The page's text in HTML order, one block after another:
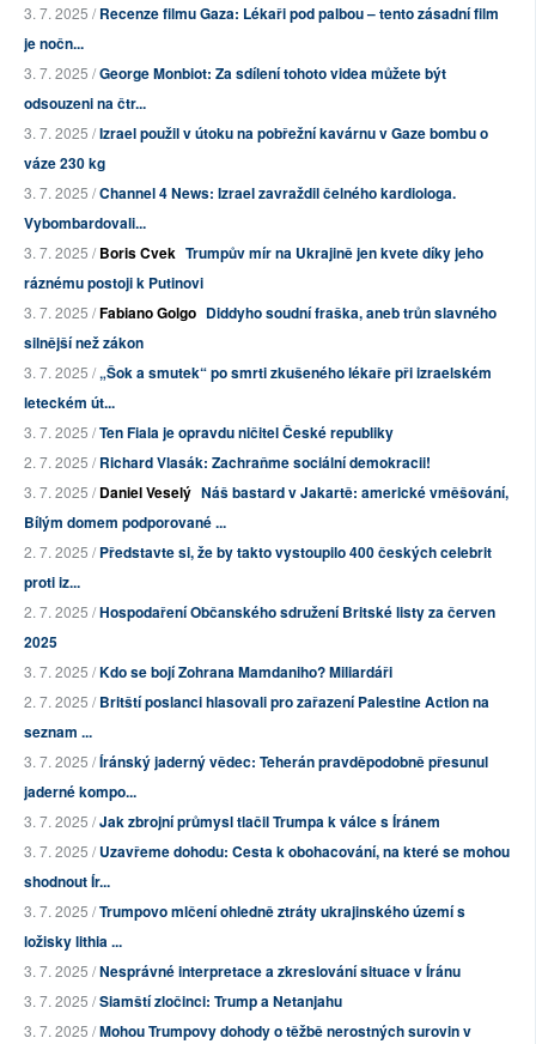
3. 7. 2025 /Recenze filmu Gaza: Lékaři pod palbou – tento zásadní film
je nočn...
3. 7. 2025 /George Monbiot: Za sdílení tohoto videa můžete být
odsouzeni na čtr...
3. 7. 2025 /Izrael použil v útoku na pobřežní kavárnu v Gaze bombu o
váze 230 kg
3. 7. 2025 /Channel 4 News: Izrael zavraždil čelného kardiologa.
Vybombardovali...
3. 7. 2025 /Boris Cvek Trumpův mír na Ukrajině jen kvete díky jeho
ráznému postoji k Putinovi
3. 7. 2025 /Fabiano Golgo Diddyho soudní fraška, aneb trůn slavného
silnější než zákon
3. 7. 2025 /„Šok a smutek“ po smrti zkušeného lékaře při izraelském
leteckém út...
3. 7. 2025 /Ten Fiala je opravdu ničitel České republiky
2. 7. 2025 /Richard Vlasák: Zachraňme sociální demokracii!
3. 7. 2025 /Daniel Veselý Náš bastard v Jakartě: americké vměšování,
Bílým domem podporované ...
2. 7. 2025 /Představte si, že by takto vystoupilo 400 českých celebrit
proti iz...
2. 7. 2025 /Hospodaření Občanského sdružení Britské listy za červen
2025
3. 7. 2025 /Kdo se bojí Zohrana Mamdaniho? Miliardáři
2. 7. 2025 /Britští poslanci hlasovali pro zařazení Palestine Action na
seznam ...
3. 7. 2025 /Íránský jaderný vědec: Teherán pravděpodobně přesunul
jaderné kompo...
3. 7. 2025 /Jak zbrojní průmysl tlačil Trumpa k válce s Íránem
3. 7. 2025 /Uzavřeme dohodu: Cesta k obohacování, na které se mohou
shodnout Ír...
3. 7. 2025 /Trumpovo mlčení ohledně ztráty ukrajinského území s
ložisky lithia ...
3. 7. 2025 /Nesprávné interpretace a zkreslování situace v Íránu
3. 7. 2025 /Siamští zločinci: Trump a Netanjahu
3. 7. 2025 /Mohou Trumpovy dohody o těžbě nerostných surovin v